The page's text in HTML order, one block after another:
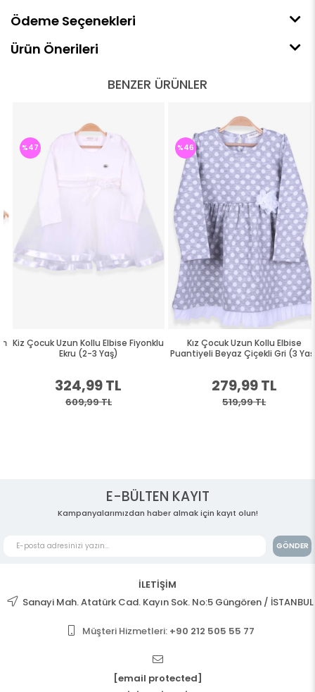
Ödeme Seçenekleri
Ürün Önerileri
BENZER ÜRÜNLER
Kiz Çocuk Uzun Kollu Elbise Fiyonklu
Ekru (2-3 Yaş)
324,99 TL
609,99 TL
%47
Kız Çocuk Uzun Kollu Elbise
Puantiyeli Beyaz Çiçekli Gri (3 Yaş)
279,99 TL
519,99 TL
%46
E-BÜLTEN KAYIT
Kampanyalarımızdan haber almak için kayıt olun!
GÖNDER
İLETİŞİM
Sanayi Mah. Atatürk Cad. Kayın Sok. No:5 Güngören / İSTANBUL
Müşteri Hizmetleri: +90 212 505 55 77
[email protected]